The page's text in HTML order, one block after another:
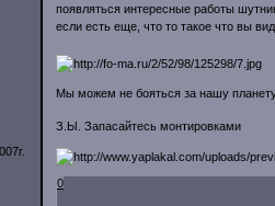
появляться интересные работы
если есть еще, что то такое что вы
Мы можем не бояться за нашу
З.Ы. Запасайтесь монтировками
0